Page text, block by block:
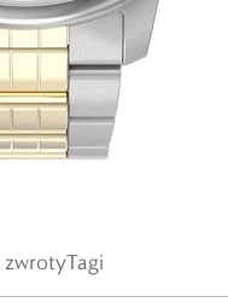
zwrotyTagi